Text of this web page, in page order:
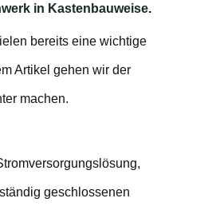
in Kastenbauweise.
bereits eine wichtige
Artikel gehen wir der
machen.
geschlossenen